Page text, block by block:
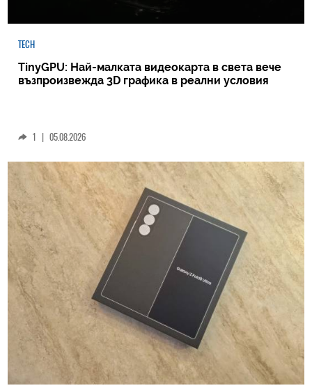
TECH
TinyGPU: Най-малката видеокарта в света вече
възпроизвежда 3D графика в реални условия
1 | 05.08.2026